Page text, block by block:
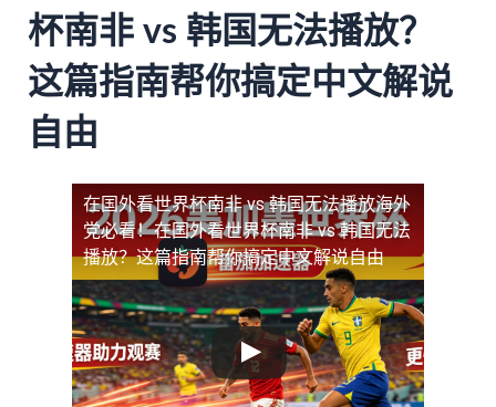
杯南非 vs 韩国无法播放？
这篇指南帮你搞定中文解说
自由
在国外看世界杯南非 vs 韩国无法播放海外
党必看！在国外看世界杯南非 vs 韩国无法
播放？这篇指南帮你搞定中文解说自由